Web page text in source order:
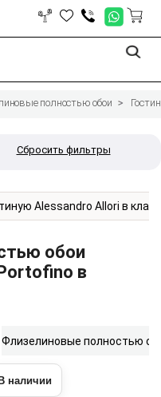
полностью обои
Сбросить фильтры
Alessandro Allori в
обои
в
Флизелиновые полностью
наличии